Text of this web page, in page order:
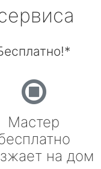
Мастер
на дом